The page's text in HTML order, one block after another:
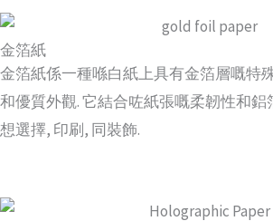
金箔紙
金箔紙係一種喺白紙上具有金箔層嘅特
和優質外觀. 它結合咗紙張嘅柔韌性和鋁
想選擇, 印刷, 同裝飾.